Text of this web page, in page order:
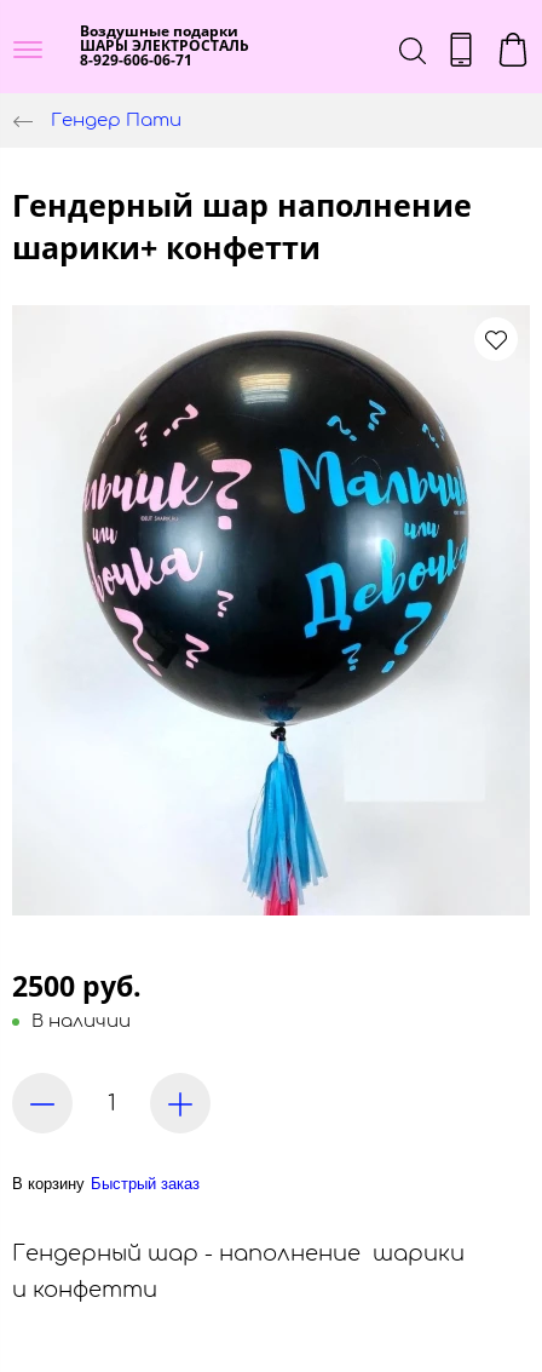
Воздушные подарки
ШАРЫ ЭЛЕКТРОСТАЛЬ
8-929-606-06-71
Гендер Пати
Гендерный шар наполнение
шарики+ конфетти
2500 руб.
В наличии
В корзину Быстрый заказ
Гендерный шар - наполнение шарики
и конфетти